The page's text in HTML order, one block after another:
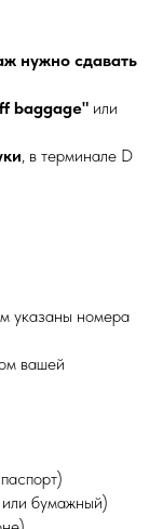
нужно сдавать
baggage" или
, в терминале D
указаны номера
вашей
бумажный)